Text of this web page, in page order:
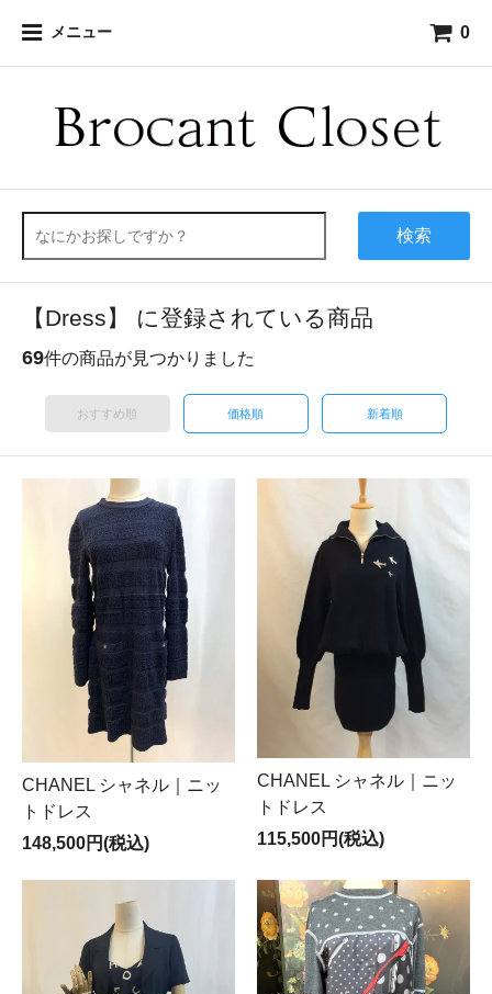
メニュー 0
検索
【Dress】 に登録されている商品
69件の商品が見つかりました
おすすめ順 価格順 新着順
CHANEL シャネル｜ニッ
トドレス
148,500円(税込)
CHANEL シャネル｜ニッ
トドレス
115,500円(税込)